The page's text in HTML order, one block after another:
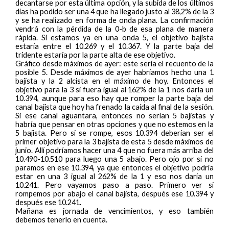
decantarse por esta última opción, y la subida de los últimos
días ha podido ser una 4 que ha llegado justo al 38,2% de la 3
y se ha realizado en forma de onda plana. La confirmación
vendrá con la pérdida de la 0-b de esa plana de manera
rápida. Si estamos ya en una onda 5, el objetivo bajista
estaría entre el 10.269 y el 10.367. Y la parte baja del
tridente estaría por la parte alta de ese objetivo.
Gráfico desde máximos de ayer: este sería el recuento de la
posible 5. Desde máximos de ayer habríamos hecho una 1
bajista y la 2 alcista en el máximo de hoy. Entonces el
objetivo para la 3 si fuera igual al 162% de la 1 nos daría un
10.394, aunque para eso hay que romper la parte baja del
canal bajista que hoy ha frenado la caída al final de la sesión.
Si ese canal aguantara, entonces no serían 5 bajistas y
habría que pensar en otras opciones y que no estemos en la
5 bajista. Pero si se rompe, esos 10.394 deberían ser el
primer objetivo para la 3 bajista de esta 5 desde máximos de
junio. Allí podríamos hacer una 4 que no fuera más arriba del
10.490-10.510 para luego una 5 abajo. Pero ojo por si no
paramos en ese 10.394, ya que entonces el objetivo podría
estar en una 3 igual al 262% de la 1 y eso nos daría un
10.241. Pero vayamos paso a paso. Primero ver si
rompemos por abajo el canal bajista, después ese 10.394 y
después ese 10.241.
Mañana es jornada de vencimientos, y eso también
debemos tenerlo en cuenta.